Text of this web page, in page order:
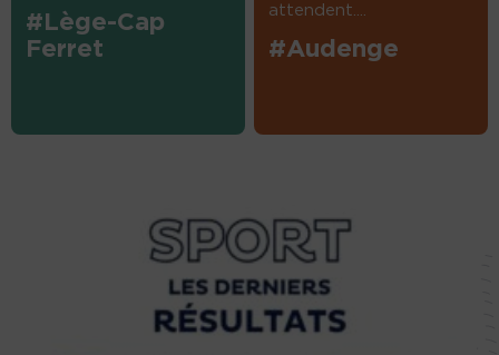
#Lège-Cap
Ferret
attendent....
#Audenge